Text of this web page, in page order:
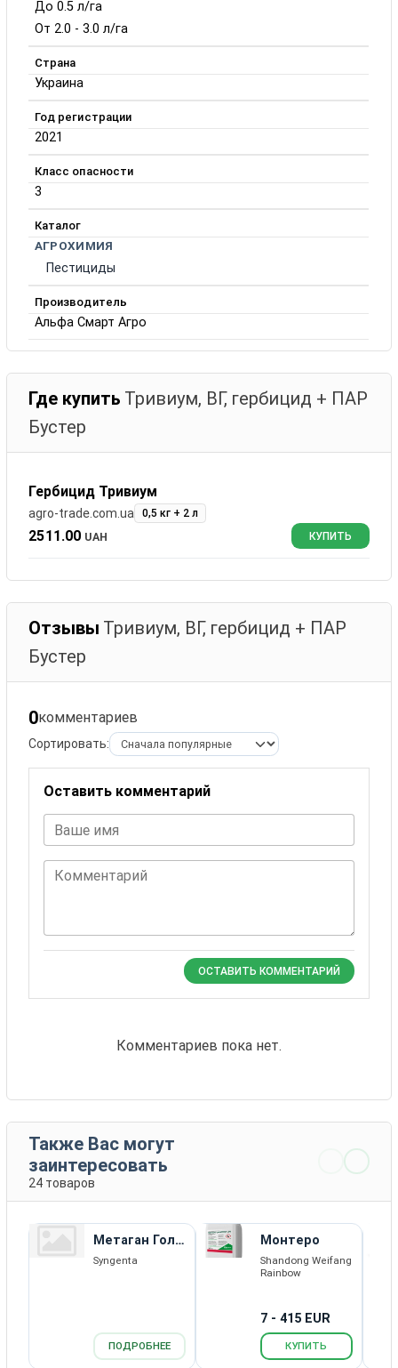
До 0.5 л/га
От 2.0 - 3.0 л/га
Страна
Украина
Год регистрации
2021
Класс опасности
3
Каталог
АГРОХИМИЯ
Пестициды
Производитель
Альфа Смарт Агро
Где купить Тривиум, ВГ, гербицид + ПАР
Бустер
Гербицид Тривиум
agro-trade.com.ua 0,5 кг + 2 л
2511.00 UAH КУПИТЬ
Отзывы Тривиум, ВГ, гербицид + ПАР
Бустер
0комментариев
Сортировать:
Оставить комментарий
Ваше имя
Комментарий
ОСТАВИТЬ КОММЕНТАРИЙ
Комментариев пока нет.
Также Вас могут
заинтересовать
24 товаров
Метаган Голд
960 ЕС
Syngenta
ПОДРОБНЕЕ
Монтеро
Shandong Weifang
Rainbow
7 - 415 EUR
КУПИТЬ